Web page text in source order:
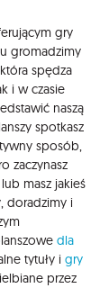
gry
gromadzimy
spędza
i w czasie
naszą
spotkasz
sposób,
zaczynasz
lub masz jakieś
doradzimy i
dla
tytuły i gry
przez